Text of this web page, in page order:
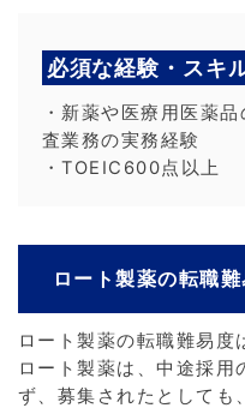
必須な経験・スキ
・新薬や医療用医薬
査業務の実務経験
・TOEIC600点以上
ロート製薬の転職
ロート製薬の転職難易度
ロート製薬は、中途採用
ず、募集されたとしても